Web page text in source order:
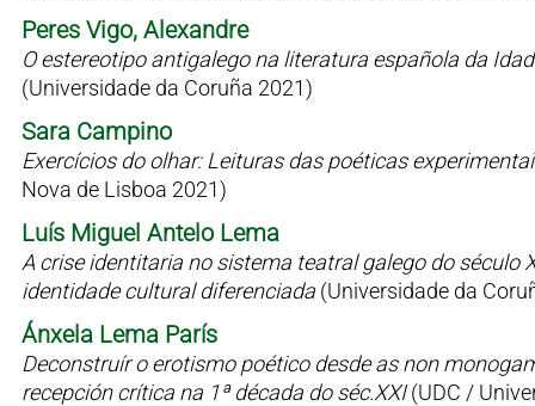
Peres Vigo, Alexandre
O estereotipo antigalego na literatura española da
(Universidade da Coruña 2021)
Sara Campino
Exercícios do olhar: Leituras das poéticas
Nova de Lisboa 2021)
Luís Miguel Antelo Lema
A crise identitaria no sistema teatral galego do século
identidade cultural diferenciada (Universidade da
Ánxela Lema París
Deconstruír o erotismo poético desde as non
recepción crítica na 1ª década do séc.XXI(UDC /